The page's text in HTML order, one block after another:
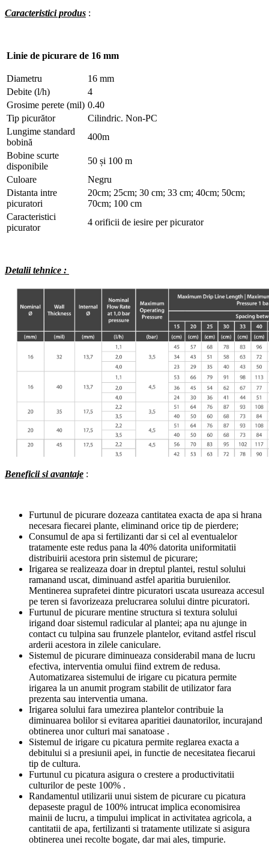
Caracteristici produs :
Linie de picurare de 16 mm
Diametru
16 mm
Debite (l/h)
4
Grosime perete (mil) 0.40
Tip picurător
Cilindric. Non-PC
Lungime standard
bobină
400m
Bobine scurte
disponibile
50 și 100 m
Culoare
Negru
Distanta intre
picuratori
20cm; 25cm; 30 cm; 33 cm; 40cm; 50cm;
70cm; 100 cm
Caracteristici
picurator
4 orificii de iesire per picurator
Detalii tehnice :
Beneficii si avantaje :
Furtunul de picurare dozeaza cantitatea exacta de apa si hrana
necesara fiecarei plante, eliminand orice tip de pierdere;
Consumul de apa si fertilizanti dar si cel al eventualelor
tratamente este redus pana la 40% datorita uniformitatii
distribuirii acestora prin sistemul de picurare;
Irigarea se realizeaza doar in dreptul plantei, restul solului
ramanand uscat, diminuand astfel aparitia buruienilor.
Mentinerea suprafetei dintre picuratori uscata usureaza accesul
pe teren si favorizeaza prelucrarea solului dintre picuratori.
Furtunul de picurare mentine structura si textura solului
irigand doar sistemul radicular al plantei; apa nu ajunge in
contact cu tulpina sau frunzele plantelor, evitand astfel riscul
arderii acestora in zilele caniculare.
Sistemul de picurare diminueaza considerabil mana de lucru
efectiva, interventia omului fiind extrem de redusa.
Automatizarea sistemului de irigare cu picatura permite
irigarea la un anumit program stabilit de utilizator fara
prezenta sau interventia umana.
Irigarea solului fara umezirea plantelor contribuie la
diminuarea bolilor si evitarea aparitiei daunatorilor, incurajand
obtinerea unor culturi mai sanatoase .
Sistemul de irigare cu picatura permite reglarea exacta a
debitului si a presiunii apei, in functie de necesitatea fiecarui
tip de cultura.
Furtunul cu picatura asigura o crestere a productivitatii
culturilor de peste 100% .
Randamentul utilizarii unui sistem de picurare cu picatura
depaseste pragul de 100% intrucat implica economisirea
mainii de lucru, a timpului implicat in activitatea agricola, a
cantitatii de apa, fertilizanti si tratamente utilizate si asigura
obtinerea unei recolte bogate, dar mai ales, timpurie.